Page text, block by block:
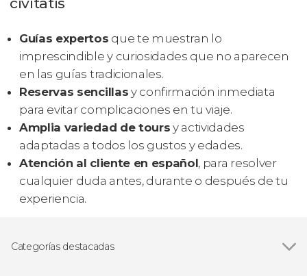
Guías expertos que te muestran lo
imprescindible y curiosidades que no aparecen
en las guías tradicionales.
Reservas sencillas y confirmación inmediata
para evitar complicaciones en tu viaje.
Amplia variedad de tours y actividades
adaptadas a todos los gustos y edades.
Atención al cliente en español, para resolver
cualquier duda antes, durante o después de tu
experiencia.
Categorías destacadas